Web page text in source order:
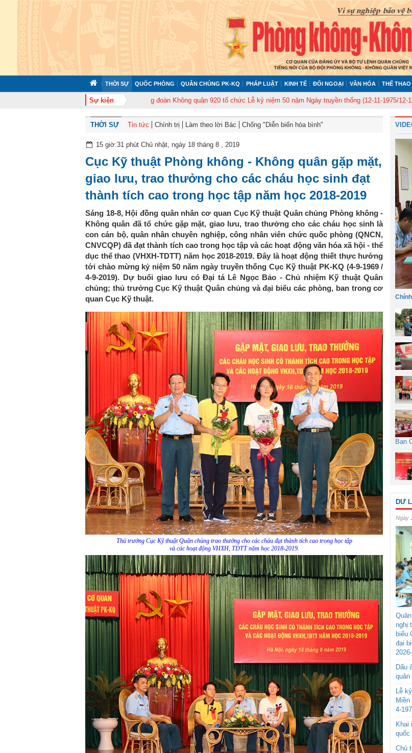
THỜI SỰ QUỐC PHÒNG QUÂN CHỦNG PK-KQ PHÁP LUẬT KINH TẾ ĐỐI NGOẠI VĂN HÓA THỂ THAO
Sự kiện
chức tập huấn cán bộ năm 2026 Trung đoàn Không quân 920 tổ chức Lễ kỷ niệm 50 năm Ngày truyền thống (12-11-1975/12-11-2025)
THỜI SỰ Tin tức Chính trị Làm theo lời Bác Chống "Diễn biến hòa bình"
15 giờ:31 phút Chủ nhật, ngày 18 tháng 8 , 2019
Cục Kỹ thuật Phòng không - Không quân gặp mặt,
giao lưu, trao thưởng cho các cháu học sinh đạt
thành tích cao trong học tập năm học 2018-2019
Sáng 18-8, Hội đồng quân nhân cơ quan Cục Kỹ thuật Quân chủng Phòng không -
Không quân đã tổ chức gặp mặt, giao lưu, trao thưởng cho các cháu học sinh là
con cán bộ, quân nhân chuyên nghiệp, công nhân viên chức quốc phòng (QNCN,
CNVCQP) đã đạt thành tích cao trong học tập và các hoạt động văn hóa xã hội - thể
dục thể thao (VHXH-TDTT) năm học 2018-2019. Đây là hoạt động thiết thực hướng
tới chào mừng kỷ niệm 50 năm ngày truyền thống Cục Kỹ thuật PK-KQ (4-9-1969 /
4-9-2019). Dự buổi giao lưu có Đại tá Lê Ngọc Bảo - Chủ nhiệm Kỹ thuật Quân
chủng; thủ trưởng Cục Kỹ thuật Quân chủng và đại biểu các phòng, ban trong cơ
quan Cục Kỹ thuật.
Thủ trưởng Cục Kỹ thuật Quân chủng trao thưởng cho các cháu đạt thành tích cao trong học tập
và các hoạt động VHXH, TDTT năm học 2018-2019.
Ban
DƯ
Ngày
nghị
biểu
đại
Dấu
quân
Lễ
4-
Khai
quốc
Chủ